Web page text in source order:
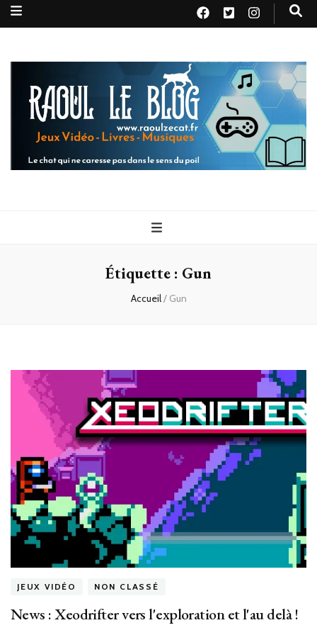
Raoul le
blog
Étiquette : Gun
Accueil/ Gun
JEUX VIDÉO NON CLASSÉ
News : Xeodrifter vers l'exploration et l'au delà !